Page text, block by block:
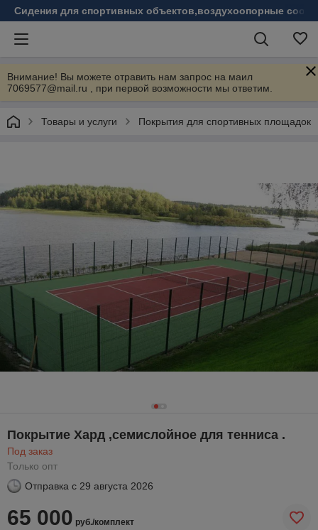
Сидения для спортивных объектов,воздухоопорные
Внимание! Вы можете отравить нам запрос на маил
7069577@mail.ru , при первой возможности мы ответим.
Товары и услуги Покрытия для спортивных площадок
Покрытие Хард ,семислойное для тенниса .
Под заказ
Только опт
Отправка с 29 августа 2026
65 000 руб./комплект